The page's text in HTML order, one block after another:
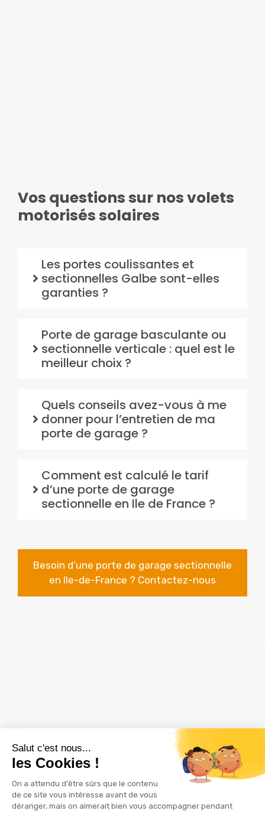
Vos questions sur nos volets
motorisés solaires
Les portes coulissantes et
sectionnelles Galbe sont-elles
garanties ?
Porte de garage basculante ou
sectionnelle verticale : quel est le
meilleur choix ?
Quels conseils avez-vous à me
donner pour l’entretien de ma
porte de garage ?
Comment est calculé le tarif
d’une porte de garage
sectionnelle en Ile de France ?
Besoin d’une porte de garage sectionnelle
en Ile-de-France ? Contactez-nous
ZAC Les Delâches
16 rue Thuillère
91940 GOMETZ LE CHATEL
01 60 12 28 61